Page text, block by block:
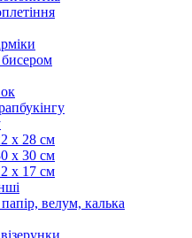
х 28 см
х 30 см
х 17 см
велум, калька